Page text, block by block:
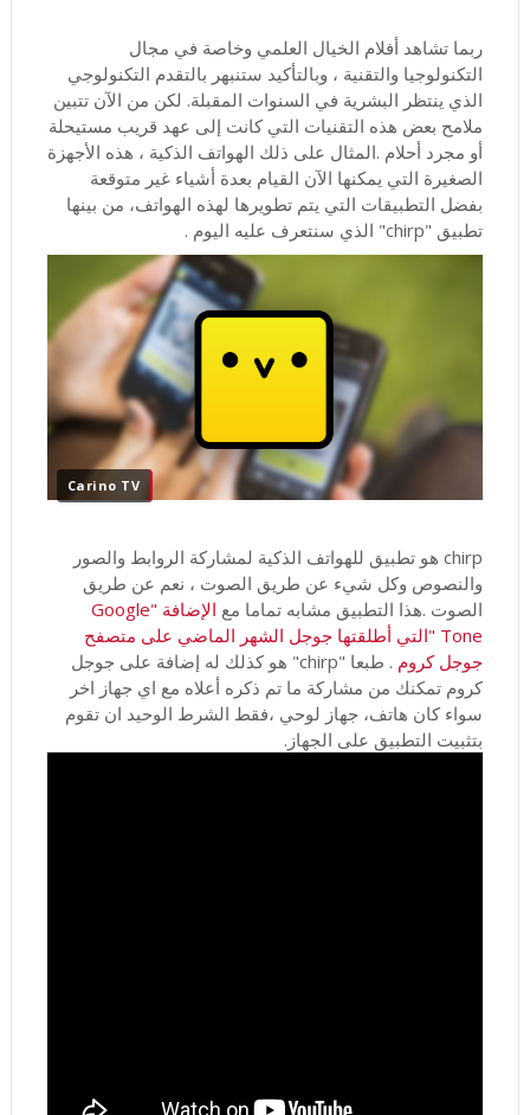
ربما تشاهد أفلام الخيال العلمي وخاصة في مجال
التكنولوجيا والتقنية ، وبالتأكيد ستنبهر بالتقدم التكنولوجي
الذي ينتظر البشرية في السنوات المقبلة. لكن من الآن تتبين
ملامح بعض هذه التقنيات التي كانت إلى عهد قريب مستيحلة
أو مجرد أحلام .المثال على ذلك الهواتف الذكية ، هذه الأجهزة
الصغيرة التي يمكنها الآن القيام بعدة أشياء غير متوقعة
بفضل التطبيقات التي يتم تطويرها لهذه الهواتف، من بينها
تطبيق "chirp" الذي سنتعرف عليه اليوم .
Carino TV
chirp هو تطبيق للهواتف الذكية لمشاركة الروابط والصور
والنصوص وكل شيء عن طريق الصوت ، نعم عن طريق
الصوت .هذا التطبيق مشابه تماما مع
الإضافة "Google
Tone "التي أطلقتها جوجل الشهر الماضي على متصفح
جوجل كروم
. طبعا "chirp" هو كذلك له إضافة على جوجل
كروم تمكنك من مشاركة ما تم ذكره أعلاه مع اي جهاز اخر
سواء كان هاتف، جهاز لوحي ،فقط الشرط الوحيد ان تقوم
بتثبيت التطبيق على الجهاز.